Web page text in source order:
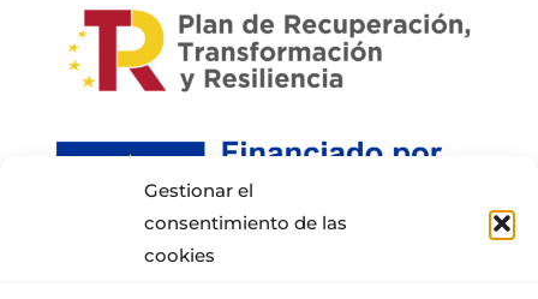
Gestionar el
consentimiento de las
cookies